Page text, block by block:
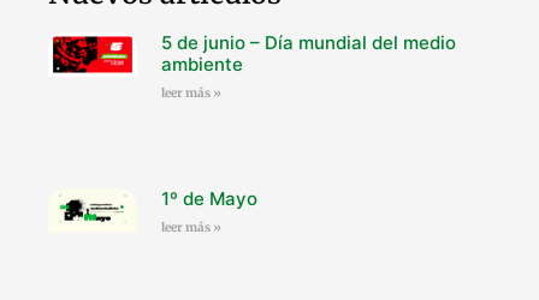
5 de junio – Día mundial del medio
ambiente
leer más »
1º de Mayo
leer más »